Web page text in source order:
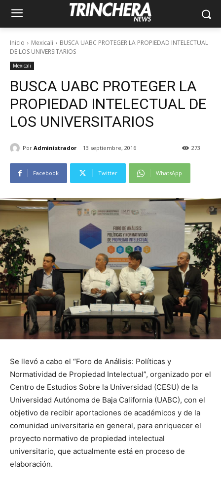
Inicio Mexicali
BUSCA UABC PROTEGER LA PROPIEDAD INTELECTUAL
DE LOS UNIVERSITARIOS
Mexicali
BUSCA UABC PROTEGER LA
PROPIEDAD INTELECTUAL DE
LOS UNIVERSITARIOS
Por Administrador 13 septiembre, 2016 273
Facebook Twitter WhatsApp
Se llevó a cabo el “Foro de Análisis: Políticas y
Normatividad de Propiedad Intelectual”, organizado por el
Centro de Estudios Sobre la Universidad (CESU) de la
Universidad Autónoma de Baja California (UABC), con el
objetivo de recibir aportaciones de académicos y de la
comunidad universitaria en general, para enriquecer el
proyecto normativo de propiedad intelectual
universitario, que actualmente está en proceso de
elaboración.